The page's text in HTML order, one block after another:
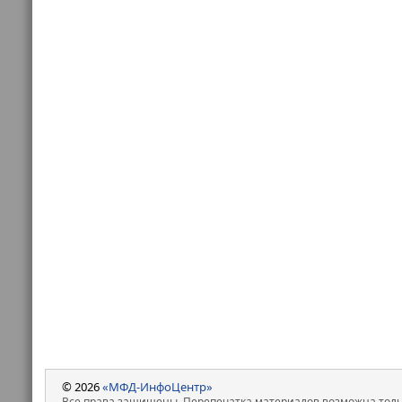
© 2026«МФД-ИнфоЦентр»